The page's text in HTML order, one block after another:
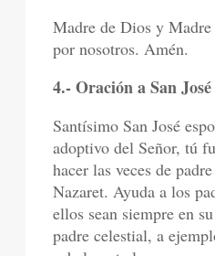
Madre de Dios y
por nosotros. Amén.
4.- Oración a San José
Santísimo San José
adoptivo del Señor, tú
hacer las veces de
Nazaret. Ayuda a los
ellos sean siempre en
padre celestial, a